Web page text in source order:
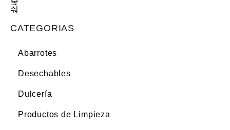
CATEGORIAS
Abarrotes
Desechables
Dulcería
Productos de Limpieza